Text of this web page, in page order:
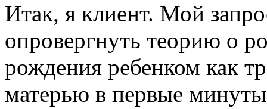
Итак, я клиент. Мой
опровергнуть теорию о
рождения ребенком как
матерью в первые